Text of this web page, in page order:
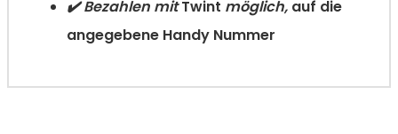
✔️ Bezahlen mitTwint möglich, auf die
angegebene Handy Nummer